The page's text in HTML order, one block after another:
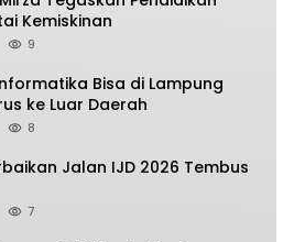
Kemiskinan
9
Bisa di Lampung
ke Luar Daerah
8
Jalan IJD 2026 Tembus
7